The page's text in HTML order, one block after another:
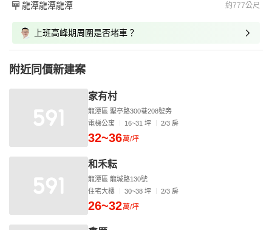
龍潭龍潭龍潭 約777公尺
上班高峰期周圍是否堵車？
附近同價新建案
家有村
龍潭區 聖亭路300巷208號旁
電梯公寓
16~31 坪 2/3 房
32~36萬/坪
和禾耘
龍潭區 龍城路130號
住宅大樓
30~38 坪 2/3 房
26~32萬/坪